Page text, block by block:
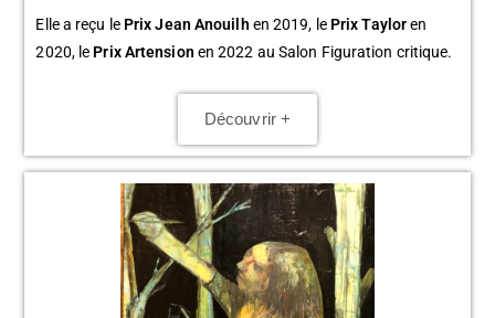
Elle a reçu le Prix Jean Anouilh en 2019, le Prix Tayloren
2020, le Prix Artension en 2022 au Salon Figuration critique.
Découvrir +